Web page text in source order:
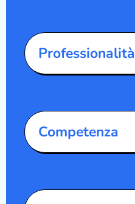
Professionalità
Competenza